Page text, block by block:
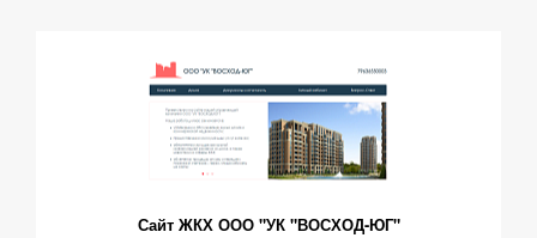
Сайт ЖКХ ООО "УК "ВОСХОД-ЮГ"